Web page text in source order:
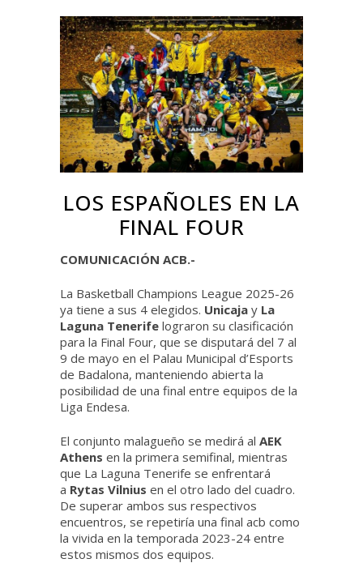
LOS ESPAÑOLES EN LA
FINAL FOUR
COMUNICACIÓN ACB.-
La Basketball Champions League 2025-26
ya tiene a sus 4 elegidos. Unicaja y La
Laguna Tenerife lograron su clasificación
para la Final Four, que se disputará del 7 al
9 de mayo en el Palau Municipal d’Esports
de Badalona, manteniendo abierta la
posibilidad de una final entre equipos de la
Liga Endesa.
El conjunto malagueño se medirá al AEK
Athens en la primera semifinal, mientras
que La Laguna Tenerife se enfrentará
a Rytas Vilnius en el otro lado del cuadro.
De superar ambos sus respectivos
encuentros, se repetiría una final acb como
la vivida en la temporada 2023-24 entre
estos mismos dos equipos.